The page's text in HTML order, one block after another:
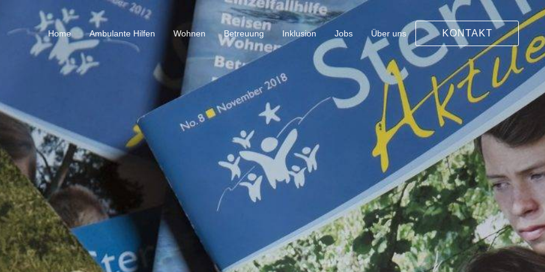
Home Ambulante Hilfen Wohnen Betreuung Inklusion Jobs Über uns KONTAKT